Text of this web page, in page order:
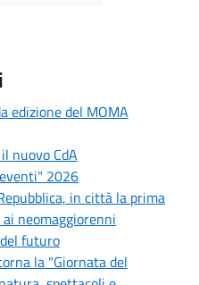
edizione del MOMA
nuovo CdA
2026
in città la prima
neomaggiorenni
futuro
la "Giornata del